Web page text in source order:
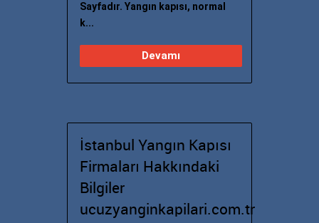
Sayfadır. Yangın kapısı, normal
k...
Devamı
İstanbul Yangın Kapısı
Firmaları Hakkındaki
Bilgiler
ucuzyanginkapilari.com.tr